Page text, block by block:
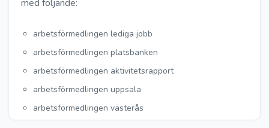
med följande:
arbetsförmedlingen lediga jobb
arbetsförmedlingen platsbanken
arbetsförmedlingen aktivitetsrapport
arbetsförmedlingen uppsala
arbetsförmedlingen västerås